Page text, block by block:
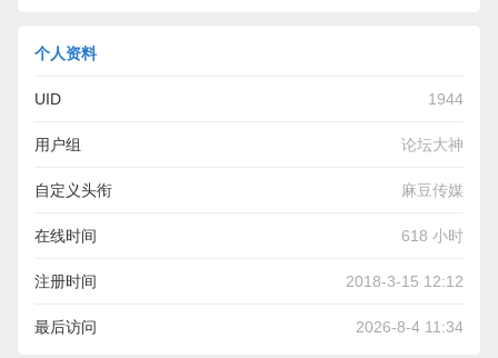
个人资料
UID 1944
用户组 论坛大神
自定义头衔 麻豆传媒
在线时间 618 小时
注册时间 2018-3-15 12:12
最后访问 2026-8-4 11:34